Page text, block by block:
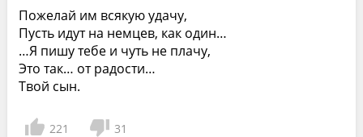
Пожелай им всякую удачу,
Пусть идут на немцев, как один…
…Я пишу тебе и чуть не плачу,
Это так… от радости…
Твой сын.
221 31